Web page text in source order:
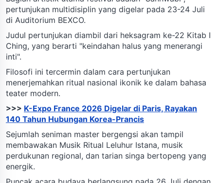
pertunjukan multidisiplin yang digelar pada 23-24 Juli
di Auditorium BEXCO.
Judul pertunjukan diambil dari heksagram ke-22 Kitab I
Ching, yang berarti "keindahan halus yang menerangi
inti".
Filosofi ini tercermin dalam cara pertunjukan
menerjemahkan ritual nasional ikonik ke dalam bahasa
teater modern.
>>> K-Expo France 2026 Digelar di Paris, Rayakan
140 Tahun Hubungan Korea-Prancis
Sejumlah seniman master bergengsi akan tampil
membawakan Musik Ritual Leluhur Istana, musik
perdukunan regional, dan tarian singa bertopeng yang
energik.